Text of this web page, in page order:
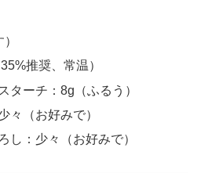
推奨、常温）
ターチ：8g（ふるう）
々（お好みで）
し：少々（お好みで）